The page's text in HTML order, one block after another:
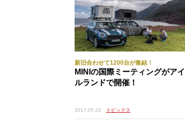
新旧合わせて1200台が集結！
MINIの国際ミーティングがアイ
ルランドで開催！
2017.05.23 トピックス